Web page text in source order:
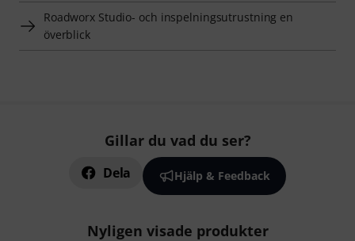
Roadworx Studio- och inspelningsutrustning en
överblick
Gillar du vad du ser?
Dela Hjälp & Feedback
Nyligen visade produkter